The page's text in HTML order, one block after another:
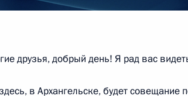
года, 15:05 Москва
по случаю Дня работника
друзья, добрый день! Я рад вас
в Архангельске, будет